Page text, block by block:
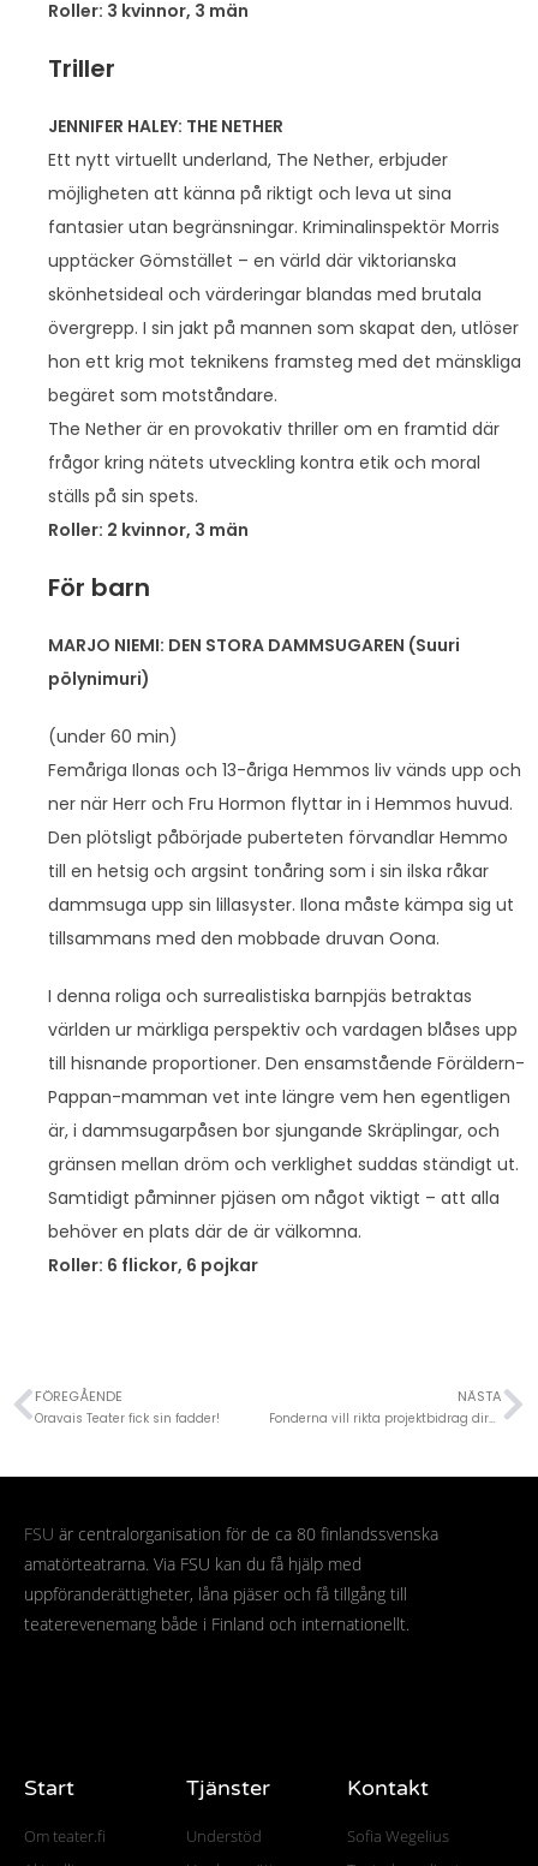
Roller: 3 kvinnor, 3 män
Triller
JENNIFER HALEY: THE NETHER
Ett nytt virtuellt underland, The Nether, erbjuder
möjligheten att känna på riktigt och leva ut sina
fantasier utan begränsningar. Kriminalinspektör Morris
upptäcker Gömstället – en värld där viktorianska
skönhetsideal och värderingar blandas med brutala
övergrepp. I sin jakt på mannen som skapat den, utlöser
hon ett krig mot teknikens framsteg med det mänskliga
begäret som motståndare.
The Nether är en provokativ thriller om en framtid där
frågor kring nätets utveckling kontra etik och moral
ställs på sin spets.
Roller: 2 kvinnor, 3 män
För barn
MARJO NIEMI: DEN STORA DAMMSUGAREN (Suuri
pölynimuri)
(under 60 min)
Femåriga Ilonas och 13-åriga Hemmos liv vänds upp och
ner när Herr och Fru Hormon flyttar in i Hemmos huvud.
Den plötsligt påbörjade puberteten förvandlar Hemmo
till en hetsig och argsint tonåring som i sin ilska råkar
dammsuga upp sin lillasyster. Ilona måste kämpa sig ut
tillsammans med den mobbade druvan Oona.
I denna roliga och surrealistiska barnpjäs betraktas
världen ur märkliga perspektiv och vardagen blåses upp
till hisnande proportioner. Den ensamstående Föräldern-
Pappan-mamman vet inte längre vem hen egentligen
är, i dammsugarpåsen bor sjungande Skräplingar, och
gränsen mellan dröm och verklighet suddas ständigt ut.
Samtidigt påminner pjäsen om något viktigt – att alla
behöver en plats där de är välkomna.
Roller: 6 flickor, 6 pojkar
FÖREGÅENDE
Oravais Teater fick sin fadder!
NÄSTA
Fonderna vill rikta projektbidrag direkt till unga – nu kan unga söka IMPULS bidrag!
FSU är centralorganisation för de ca 80 finlandssvenska
amatörteatrarna. Via FSU kan du få hjälp med
uppföranderättigheter, låna pjäser och få tillgång till
teaterevenemang både i Finland och internationellt.
Start
Om teater.fi
Tjänster
Understöd
Kontakt
Sofia Wegelius